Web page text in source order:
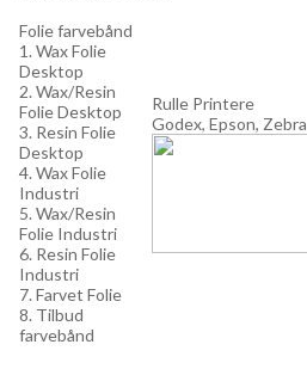
Folie farvebånd
1. Wax Folie
Desktop
2. Wax/Resin
Folie Desktop
3. Resin Folie
Desktop
4. Wax Folie
Industri
5. Wax/Resin
Folie Industri
6. Resin Folie
Industri
7. Farvet Folie
8. Tilbud
farvebånd
Rulle Printere
Godex, Epson, Zebra